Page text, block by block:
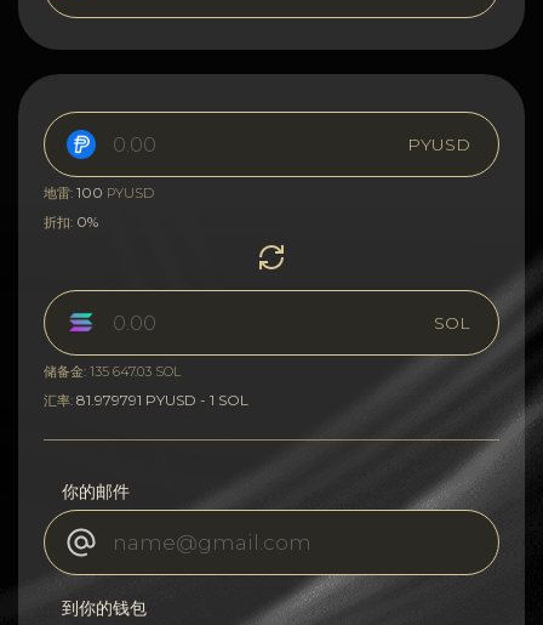
PYUSD
地雷: 100 PYUSD
折扣: 0%
SOL
储备金: 135 647.03 SOL
汇率: 81.979791 PYUSD - 1 SOL
你的邮件
到你的钱包